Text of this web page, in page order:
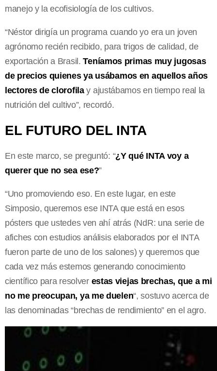
manejo y la ecofisiología de los cultivos.
“Néstor dirigía un programa cuando yo era un joven
agrónomo recién recibido, para trigos de calidad, de
exportación a Brasil.Teníamos primas muy jugosas
de precios quienes ya usábamos en aquellos años
lectores de clorofilay ajustábamos en tiempo real la
nutrición del cultivo”, recordó.
EL FUTURO DEL INTA
En este marco, se preguntó: “¿Y qué INTA voy a
querer que no sea ese?”
“Uno promoviendo eso. En este lugar, en este
Simposio, queremos ese INTA que está en esos
pósters que ustedes ven ahí atrás (NdR: una serie de
afiches con estudios análisis elaborados por el INTA
fueron parte de uno de los salones) y queremos que
cada vez más estemos generando conocimiento
científico para resolver estas viejas brechas, que a mi
no me preocupan, ya me duelen“, sostuvo acerca de
las denominadas “brechas de rendimiento” en el agro.